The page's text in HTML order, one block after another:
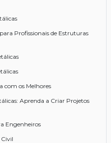
Profissionais de Estruturas
com os Melhores
Aprenda a Criar Projetos
Engenheiros